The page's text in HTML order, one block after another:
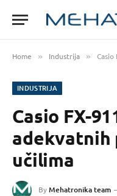
Home » Industrija » Casio
INDUSTRIJA
Casio FX-
adekvatnih
učilima
ByMehatronika team